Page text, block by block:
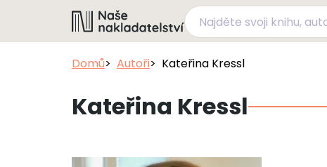
Domů Autoři Kateřina Kressl
Kateřina Kressl